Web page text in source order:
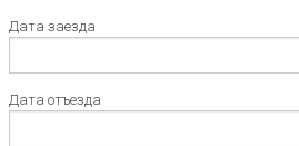
Дата заезда
Дата отъезда